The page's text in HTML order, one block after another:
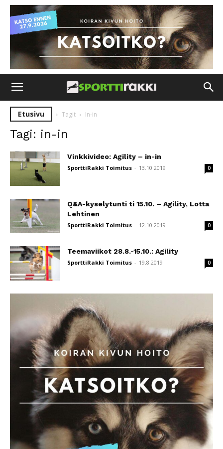
Etusivu Tagit In-in
Tagi: in-in
Vinkkivideo: Agility – in-in
SporttiRakki Toimitus - 13.10.2019 0
Q&A-kyselytunti ti 15.10. – Agility, Lotta
Lehtinen
SporttiRakki Toimitus - 12.10.2019 0
Teemaviikot 28.8.-15.10.: Agility
SporttiRakki Toimitus - 19.8.2019 0